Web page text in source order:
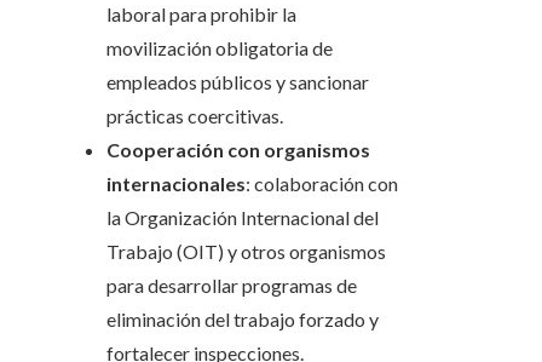
laboral para prohibir la
movilización obligatoria de
empleados públicos y sancionar
prácticas coercitivas.
Cooperación con organismos
internacionales: colaboración con
la Organización Internacional del
Trabajo (OIT) y otros organismos
para desarrollar programas de
eliminación del trabajo forzado y
fortalecer inspecciones.